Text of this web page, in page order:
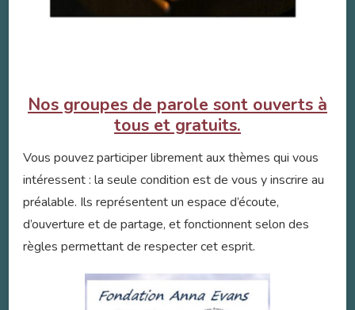
Nos groupes de parole sont ouverts à
tous et gratuits.
Vous pouvez participer librement aux thèmes qui vous
intéressent : la seule condition est de vous y inscrire au
préalable. Ils représentent un espace d’écoute,
d’ouverture et de partage, et fonctionnent selon des
règles permettant de respecter cet esprit.